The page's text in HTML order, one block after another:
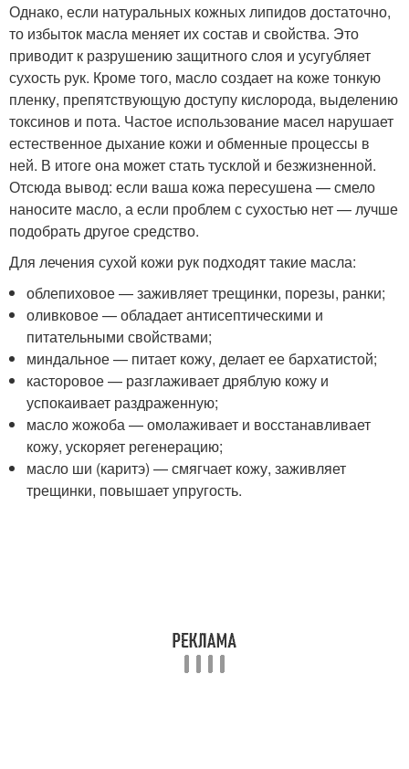
Однако, если натуральных кожных липидов достаточно,
то избыток масла меняет их состав и свойства. Это
приводит к разрушению защитного слоя и усугубляет
сухость рук. Кроме того, масло создает на коже тонкую
пленку, препятствующую доступу кислорода, выделению
токсинов и пота. Частое использование масел нарушает
естественное дыхание кожи и обменные процессы в
ней. В итоге она может стать тусклой и безжизненной.
Отсюда вывод: если ваша кожа пересушена — смело
наносите масло, а если проблем с сухостью нет — лучше
подобрать другое средство.
Для лечения сухой кожи рук подходят такие масла:
облепиховое — заживляет трещинки, порезы, ранки;
оливковое — обладает антисептическими и
питательными свойствами;
миндальное — питает кожу, делает ее бархатистой;
касторовое — разглаживает дряблую кожу и
успокаивает раздраженную;
масло жожоба — омолаживает и восстанавливает
кожу, ускоряет регенерацию;
масло ши (каритэ) — смягчает кожу, заживляет
трещинки, повышает упругость.